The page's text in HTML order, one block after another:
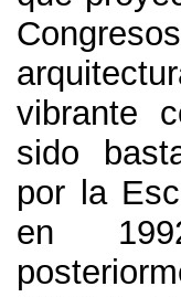
vibrante
sido
por la
en